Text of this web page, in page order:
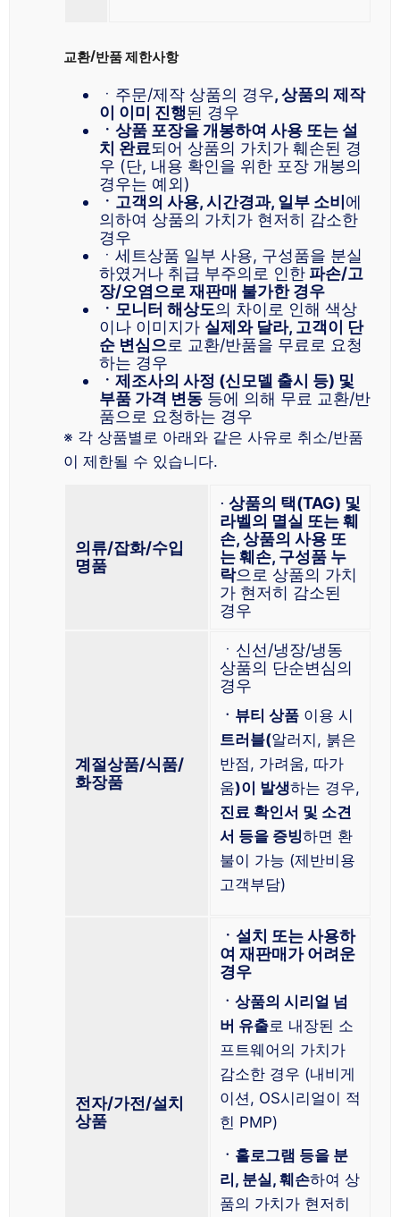
교환/반품 제한사항
ㆍ주문/제작 상품의 경우, 상품의 제작
이 이미 진행된 경우
ㆍ상품 포장을 개봉하여 사용 또는 설
치 완료되어 상품의 가치가 훼손된 경
우 (단, 내용 확인을 위한 포장 개봉의
경우는 예외)
ㆍ고객의 사용, 시간경과, 일부 소비 에
의하여 상품의 가치가 현저히 감소한
경우
ㆍ세트상품 일부 사용, 구성품을 분실
하였거나 취급 부주의로 인한 파손/고
장/오염으로 재판매 불가한 경우
ㆍ모니터 해상도의 차이로 인해 색상
이나 이미지가 실제와 달라, 고객이 단
순 변심으로 교환/반품을 무료로 요청
하는 경우
ㆍ제조사의 사정 (신모델 출시 등) 및
부품 가격 변동 등에 의해 무료 교환/반
품으로 요청하는 경우
※ 각 상품별로 아래와 같은 사유로 취소/반품
이 제한될 수 있습니다.
의류/잡화/수입
명품
⋅ 상품의 택(TAG) 및
라벨의 멸실 또는 훼
손, 상품의 사용 또
는 훼손, 구성품 누
락으로 상품의 가치
가 현저히 감소된
경우
계절상품/식품/
화장품
ㆍ신선/냉장/냉동
상품의 단순변심의
경우
ㆍ뷰티 상품 이용 시
트러블(알러지, 붉은
반점, 가려움, 따가
움)이 발생하는 경우,
진료 확인서 및 소견
서 등을 증빙하면 환
불이 가능 (제반비용
고객부담)
전자/가전/설치
상품
ㆍ설치 또는 사용하
여 재판매가 어려운
경우
ㆍ상품의 시리얼 넘
버 유출로 내장된 소
프트웨어의 가치가
감소한 경우 (내비게
이션, OS시리얼이 적
힌 PMP)
ㆍ홀로그램 등을 분
리, 분실, 훼손하여 상
품의 가치가 현저히